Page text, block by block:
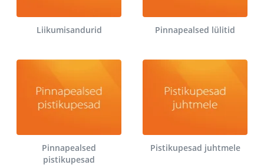
Liikumisandurid Pinnapealsed lülitid
Pinnapealsed
pistikupesad
Pistikupesad juhtmele